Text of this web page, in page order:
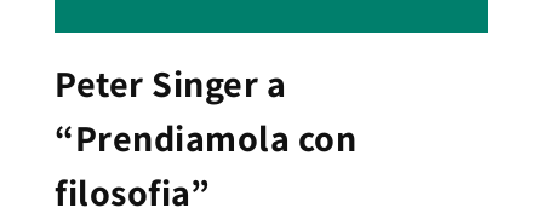
Peter Singer a
“Prendiamola con
filosofia”